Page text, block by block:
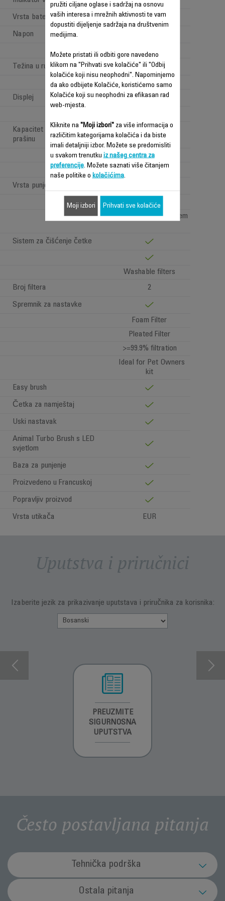
Vrsta baterije Litijumski joni
Napon
Težina u ruci
Standard >1,6kg
3,1 kg
Displej
LED
Kapacitet spremnika za
prašinu
XL (0,6-0,9 L)
Standard
Vrsta punjenja
Double opening system
Sistem za čišćenje četke
Washable filters
Broj filtera
2
Spremnik za nastavke
Foam Filter
Pleated Filter
>=99.9% filtration
Ideal for Pet Owners
kit
Easy brush
Četka za namještaj
Uski nastavak
Animal Turbo Brush s LED
svjetlom
Baza za punjenje
Proizvedeno u Francuskoj
Popravljiv proizvod
Vrsta utikača EUR
Uputstva i priručnici
Izaberite jezik za prikazivanje uputstava i priručnika za korisnika:
PREUZMITE
SIGURNOSNA
UPUTSTVA
Često postavljana pitanja
Tehnička podrška
Vaš aparat prestaje raditi tokom korištenja i
Ostala pitanja
pružiti ciljane oglase i sadržaj na osnovu
vaših interesa i mrežnih aktivnosti te vam
dopustiti dijeljenje sadržaja na društvenim
medijima.
Možete pristati ili odbiti gore navedeno
klikom na "Prihvati sve kolačiće" ili "Odbij
kolačiće koji nisu neophodni". Napominjemo
da ako odbijete Kolačiće, koristićemo samo
Kolačiće koji su neophodni za efikasan rad
web-mjesta.
Kliknite na "Moji izbori"za više informacija o
različitim kategorijama kolačića i da biste
imali detaljniji izbor. Možete se predomisliti
u svakom trenutku iz našeg centra za
preferencije. Možete saznati više čitanjem
naše politike o kolačićima.
Moji izbori Prihvati sve kolačiće